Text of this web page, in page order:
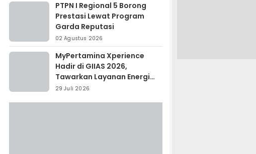
PTPN I Regional 5 Borong
Prestasi Lewat Program
Garda Reputasi
02 Agustus 2026
MyPertamina Xperience
Hadir di GIIAS 2026,
Tawarkan Layanan Energi
Terintegrasi
29 Juli 2026